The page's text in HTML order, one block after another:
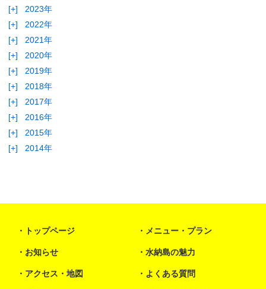
[+]
2023年
[+]
2022年
[+]
2021年
[+]
2020年
[+]
2019年
[+]
2018年
[+]
2017年
[+]
2016年
[+]
2015年
[+]
2014年
トップページ メニュー・プラン
お知らせ 水納島の魅力
アクセス・地図 よくある質問